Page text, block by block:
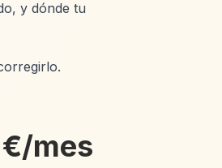
y dónde tu
mes